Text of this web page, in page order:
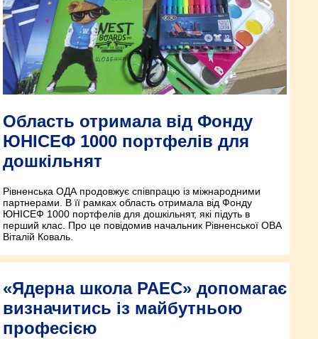
Область отримала від Фонду
ЮНІСЕФ 1000 портфелів для
дошкільнят
Рівненська ОДА продовжує співпрацю із міжнародними
партнерами. В її рамках область отримала від Фонду
ЮНІСЕФ 1000 портфелів для дошкільнят, які підуть в
перший клас. Про це повідомив начальник Рівненської ОВА
Віталій Коваль.
«Ядерна школа РАЕС» допомагає
визначитись із майбутньою
професією